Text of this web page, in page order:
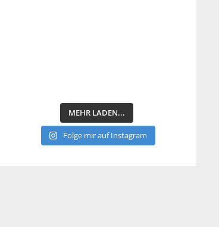
MEHR LADEN...
Folge mir auf Instagram